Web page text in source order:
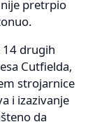
pretrpio
14 drugih
Cutfielda,
strojarnice
i izazivanje
da